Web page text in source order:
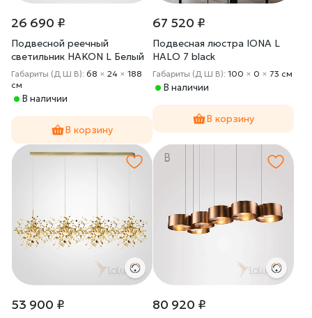
26 690 ₽
Подвесной реечный
светильник HAKON L Белый
Габариты (Д Ш В): 68 × 24 × 188
cм
В наличии
В корзину
67 520 ₽
Подвесная люстра IONA L
HALO 7 black
Габариты (Д Ш В): 100 × 0 × 73 cм
В наличии
В корзину
53 900 ₽ 80 920 ₽